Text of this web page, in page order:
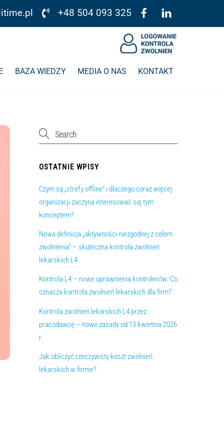
+48 504 093 325
BAZA WIEDZY MEDIA O NAS KONTAKT
OSTATNIE WPISY
Czym są „strefy offline” i dlaczego coraz więcej
organizacji zaczyna interesować się tym
konceptem?
Nowa definicja „aktywności niezgodnej z celem
zwolnienia” – skuteczna kontrola zwolnień
lekarskich L4
Kontrola L4 – nowe uprawnienia kontrolerów. Co
oznacza kontrola zwolnień lekarskich dla firm?
Kontrola zwolnień lekarskich L4 przez
pracodawcę – nowe zasady od 13 kwietnia 2026
r.
Jak obliczyć rzeczywisty koszt zwolnień
lekarskich w firmie?